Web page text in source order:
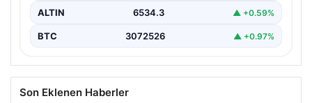
ALTIN 6534.3 ▲ +0.59%
BTC 3072526 ▲ +0.97%
Son Eklenen Haberler